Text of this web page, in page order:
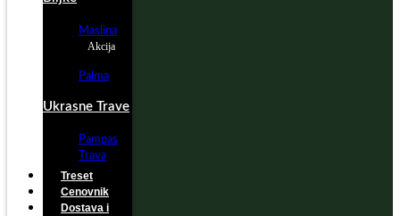
Maslina
Akcija
Palma
Ukrasne Trave
Pampas
Trava
Treset
Cenovnik
Dostava i